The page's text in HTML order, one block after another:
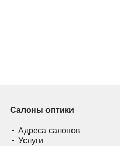
Салоны оптики
Адреса салонов
Услуги